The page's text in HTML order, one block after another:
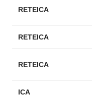
RETEICA
RETEICA
RETEICA
ICA